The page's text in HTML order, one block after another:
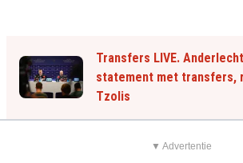
Transfers LIVE.
statement met transfers,
Tzolis
▼ Advertentie